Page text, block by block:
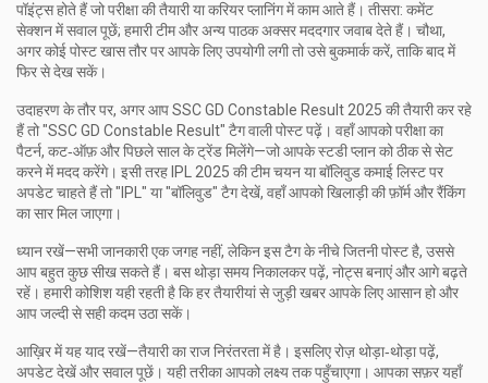
पॉइंट्स होते हैं जो परीक्षा की तैयारी या करियर प्लानिंग में काम आते हैं। तीसरा: कमेंट
सेक्शन में सवाल पूछें; हमारी टीम और अन्य पाठक अक्सर मददगार जवाब देते हैं। चौथा,
अगर कोई पोस्ट खास तौर पर आपके लिए उपयोगी लगी तो उसे बुकमार्क करें, ताकि बाद में
फिर से देख सकें।
उदाहरण के तौर पर, अगर आप SSC GD Constable Result 2025 की तैयारी कर रहे
हैं तो "SSC GD Constable Result" टैग वाली पोस्ट पढ़ें। वहाँ आपको परीक्षा का
पैटर्न, कट‑ऑफ़ और पिछले साल के ट्रेंड मिलेंगे—जो आपके स्टडी प्लान को ठीक से सेट
करने में मदद करेंगे। इसी तरह IPL 2025 की टीम चयन या बॉलिवुड कमाई लिस्ट पर
अपडेट चाहते हैं तो "IPL" या "बॉलिवुड" टैग देखें, वहाँ आपको खिलाड़ी की फ़ॉर्म और रैंकिंग
का सार मिल जाएगा।
ध्यान रखें—सभी जानकारी एक जगह नहीं, लेकिन इस टैग के नीचे जितनी पोस्ट है, उससे
आप बहुत कुछ सीख सकते हैं। बस थोड़ा समय निकालकर पढ़ें, नोट्स बनाएं और आगे बढ़ते
रहें। हमारी कोशिश यही रहती है कि हर तैयारीयां से जुड़ी खबर आपके लिए आसान हो और
आप जल्दी से सही कदम उठा सकें।
आख़िर में यह याद रखें—तैयारी का राज निरंतरता में है। इसलिए रोज़ थोड़ा‑थोड़ा पढ़ें,
अपडेट देखें और सवाल पूछें। यही तरीका आपको लक्ष्य तक पहुँचाएगा। आपका सफ़र यहाँ